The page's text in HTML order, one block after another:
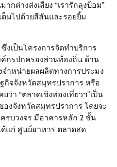
กต่างส่งเสียง “เรารักลุงป้อม”
มไปด้วยสีสันและรอยยิ้ม
ซึ่งเป็นโครงการจัดทำบริการ
กรปกครองส่วนท้องถิ่น ด้าน
จำหน่ายผลผลิตทางการประมง
กิจจังหวัดสมุทรปราการ หรือ
า “ตลาดเชิงท่องเที่ยวฯ”เป็น
งจังหวัดสมุทรปราการ โดยจะ
รบวงจร มีอาคารหลัก 2 ชั้น
แก่ ศูนย์อาหาร ตลาดสด